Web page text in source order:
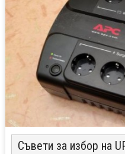
Съвети за избор на